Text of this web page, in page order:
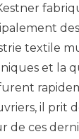
textile
et la
il prit
de ces